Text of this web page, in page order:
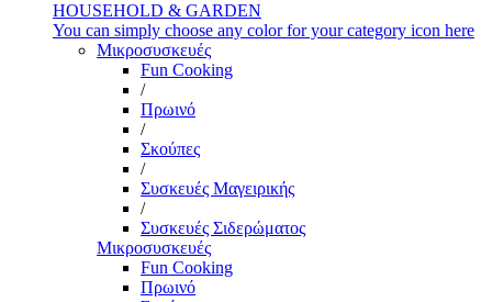
HOUSEHOLD & GARDEN
You can simply choose any color for your category icon here
Μικροσυσκευές
Fun Cooking
/
Πρωινό
/
Σκούπες
/
Συσκευές Μαγειρικής
/
Συσκευές Σιδερώματος
Μικροσυσκευές
Fun Cooking
Πρωινό